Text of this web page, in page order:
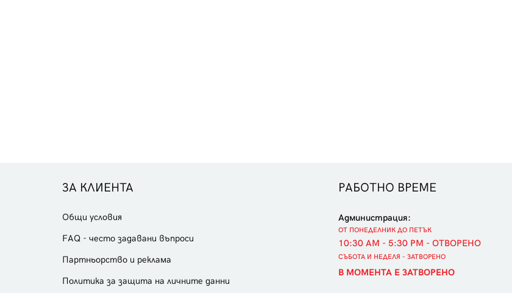
ЗА КЛИЕНТА
Общи условия
FAQ - често задавани въпроси
Партньорство и реклама
Политика за защита на личните данни
РАБОТНО ВРЕМЕ
Администрация:
ОТ ПОНЕДЕЛНИК ДО ПЕТЪК
10:30 AM - 5:30 PM - ОТВОРЕНО
СЪБОТА И НЕДЕЛЯ - ЗАТВОРЕНО
В МОМЕНТА Е ЗАТВОРЕНО